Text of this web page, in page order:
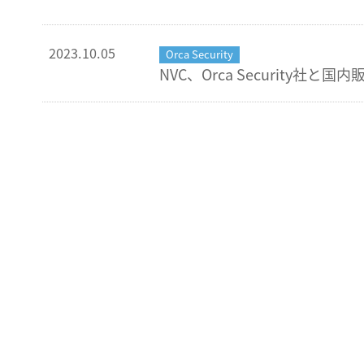
2023.10.05 Orca Security
NVC、Orca Security社と国内